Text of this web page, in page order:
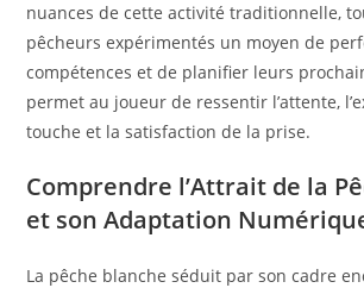
nuances de cette activité traditionnelle,
pêcheurs expérimentés un moyen de
compétences et de planifier leurs
permet au joueur de ressentir l’attente,
touche et la satisfaction de la prise.
Comprendre l’Attrait de la
et son Adaptation
La pêche blanche séduit par son cadre